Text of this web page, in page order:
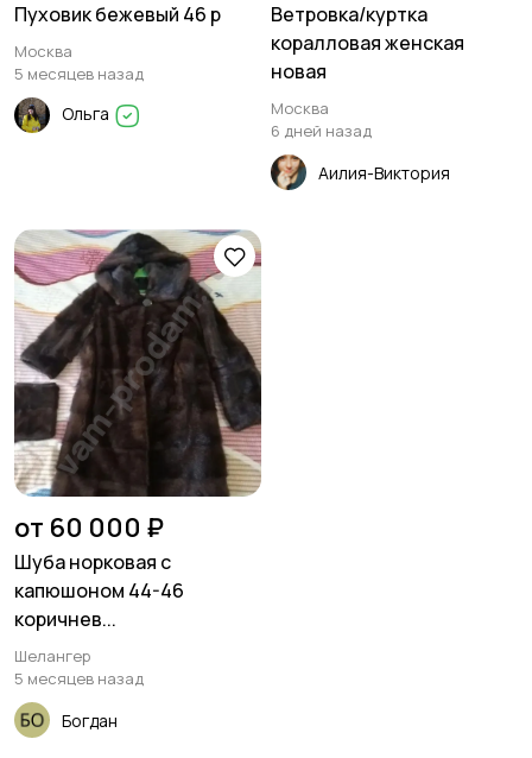
Пуховик бежевый 46 р
Москва
5 месяцев назад
Ольга
Ветровка/куртка
коралловая женская
новая
Москва
6 дней назад
Аилия-Виктория
от 60 000 ₽
Шуба норковая с
капюшоном 44-46
коричнев...
Шелангер
5 месяцев назад
Богдан